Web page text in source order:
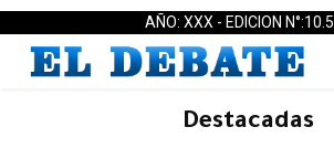
AÑO: XXX - EDICION
Destacadas